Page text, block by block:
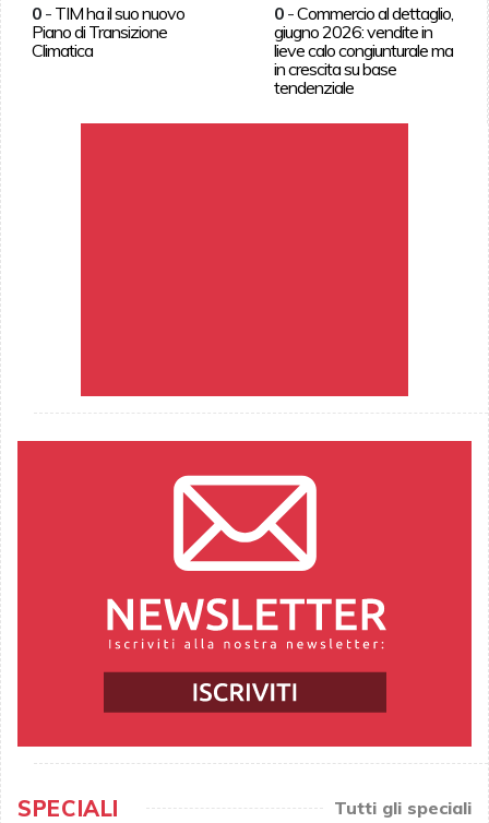
0- TIM ha il suo nuovo
Piano di Transizione
Climatica
0 -Commercio al dettaglio,
giugno 2026: vendite in
lieve calo congiunturale ma
in crescita su base
tendenziale
SPECIALI Tutti gli speciali